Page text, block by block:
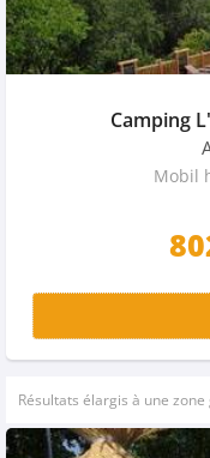
Camping
Mobil
Résultats élargis à une